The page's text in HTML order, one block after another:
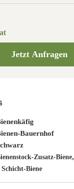
Jetzt Anfragen
Bauernhof
Zusatz-Biene,
Schicht-Biene